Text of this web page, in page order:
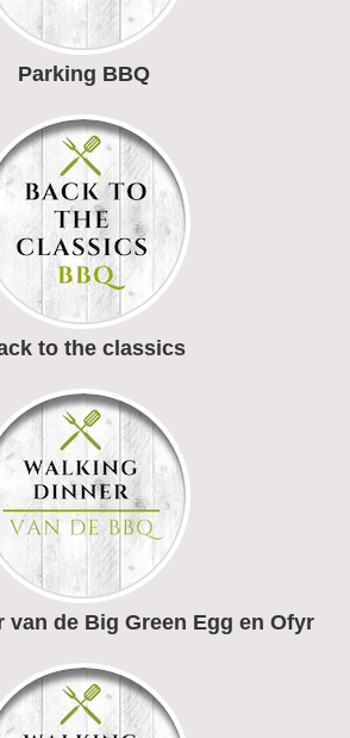
Parking BBQ
to the classics
van de Big Green Egg en Ofyr